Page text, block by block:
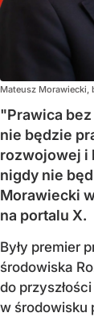
Mateusz Morawiecki,
"Prawica
nie będzie
rozwojowej i
nigdy nie
Morawiecki
na portalu X.
Były premier
środowiska
do
w środowisku